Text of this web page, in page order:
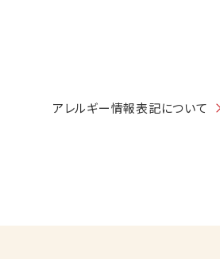
アレルギー情報表記について